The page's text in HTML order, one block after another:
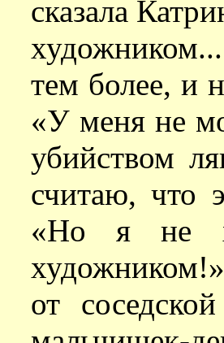
сказала
тем более, и
«У меня не
убийством
считаю, что
«Но я не
от